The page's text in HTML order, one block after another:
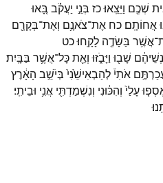
שְׁכֶ֖ם וַיֵּצֵֽאוּ׃כז בְּנֵ֣י יַעֲקֹ֗ב בָּ֚אוּ
אֲחוֹתָֽם׃ כח אֶת־צֹאנָ֥ם וְאֶת־בְּקָרָ֖ם
אֲשֶׁ֥ר בַּשָּׂדֶ֖ה לָקָֽחוּ׃כט
נְשֵׁיהֶ֔ם שָׁב֖וּ וַיָּבֹ֑זּוּ וְאֵ֖תכָּל־אֲשֶׁ֥ר בַּבָּֽיִת׃
אֹתִי֒לְהַבְאִישֵׁ֙נִי֙ בְּיֹשֵׁ֣ב הָאָ֔רֶץ
עָלַי֙ וְהִכּ֔וּנִי וְנִשְׁמַדְתִּ֖י אֲנִ֥י וּבֵיתִֽי׃